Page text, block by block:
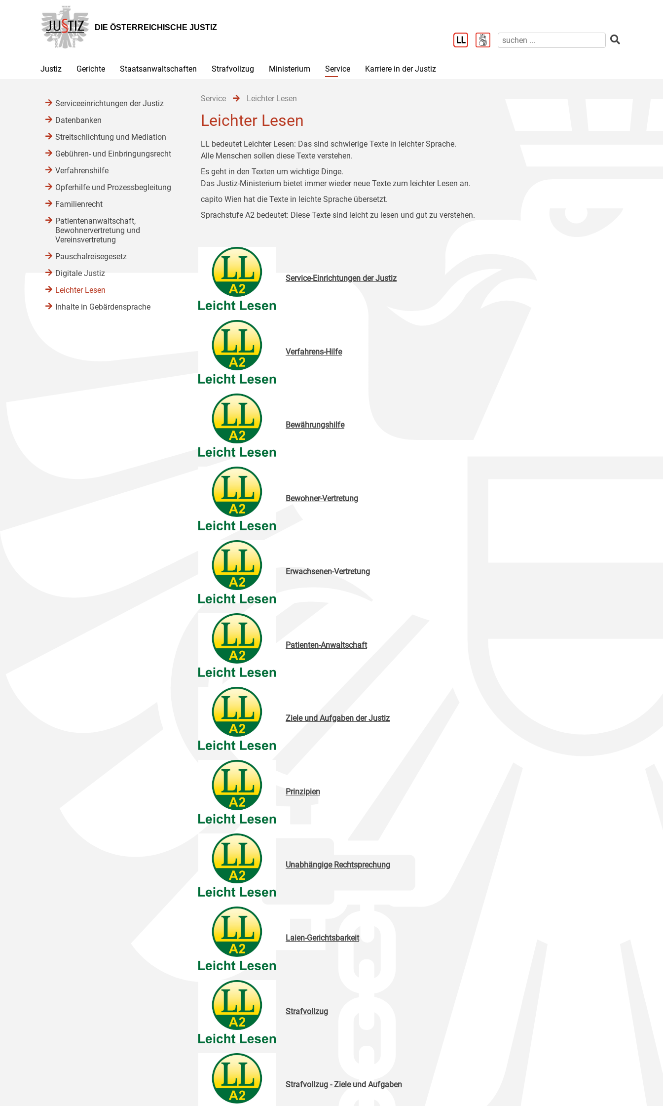
Hauptnavigation
[1]
Inhalt
[2]
Untermenü
[3]
DIE ÖSTERREICHISCHE JUSTIZ
Justiz Gerichte Staatsanwaltschaften Strafvollzug Ministerium Service Karriere in der Justiz
Service Leichter Lesen
Leichter Lesen
LL bedeutet Leichter Lesen: Das sind schwierige Texte in leichter Sprache.
Alle Menschen sollen diese Texte verstehen.
Es geht in den Texten um wichtige Dinge.
Das Justiz-Ministerium bietet immer wieder neue Texte zum leichter Lesen an.
capito Wien hat die Texte in leichte Sprache übersetzt.
Sprachstufe A2 bedeutet: Diese Texte sind leicht zu lesen und gut zu verstehen.
Service-Einrichtungen der Justiz
Verfahrens-Hilfe
Bewährungshilfe
Bewohner-Vertretung
Erwachsenen-Vertretung
Patienten-Anwaltschaft
Ziele und Aufgaben der Justiz
Prinzipien
Unabhängige Rechtsprechung
Laien-Gerichtsbarkeit
Strafvollzug
Strafvollzug - Ziele und Aufgaben
Serviceeinrichtungen der Justiz
Datenbanken
Streitschlichtung und Mediation
Gebühren- und Einbringungsrecht
Verfahrenshilfe
Opferhilfe und Prozessbegleitung
Familienrecht
Patientenanwaltschaft,
Bewohnervertretung und
Vereinsvertretung
Pauschalreisegesetz
Digitale Justiz
Leichter Lesen
Inhalte in Gebärdensprache